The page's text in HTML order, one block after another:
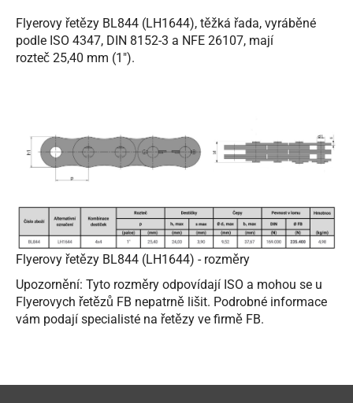
Flyerovy řetězy BL844 (LH1644), těžká řada, vyráběné
podle ISO 4347, DIN 8152-3 a NFE 26107, mají
rozteč 25,40 mm (1").
Flyerovy řetězy BL844 (LH1644) - rozměry
Upozornění: Tyto rozměry odpovídají ISO a mohou se u
Flyerovych řetězů FB nepatrně lišit. Podrobné informace
vám podají specialisté na řetězy ve firmě FB.